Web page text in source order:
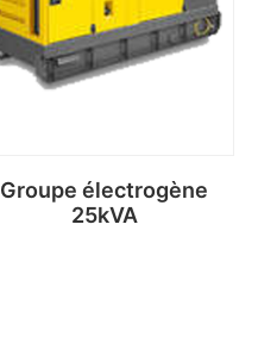
Groupe électrogène
25kVA